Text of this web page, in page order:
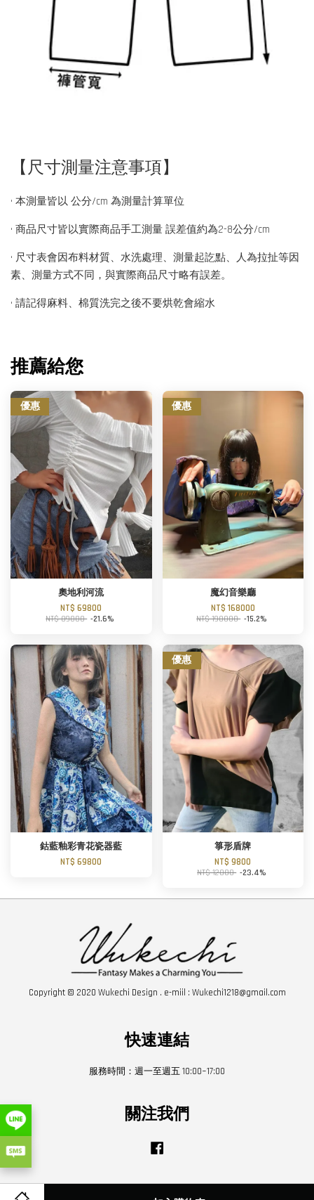
【尺寸測量注意事項】
• 本測量皆以 公分/cm 為測量計算單位
• 商品尺寸皆以實際商品手工測量 誤差值約為2-8公分/cm
• 尺寸表會因布料材質、水洗處理、測量起訖點、人為拉扯等因
素、測量方式不同，與實際商品尺寸略有誤差。
• 請記得麻料、棉質洗完之後不要烘乾會縮水
推薦給您
優惠
奧地利河流
NT$ 69800
NT$ 89000 -21.6%
優惠
魔幻音樂廳
NT$ 168000
NT$ 198000 -15.2%
鈷藍釉彩青花瓷器藍
NT$ 69800
優惠
箏形盾牌
NT$ 9800
NT$ 12800 -23.4%
Copyright © 2020 Wukechi Design . e-miil : Wukechi1218@gmail.com
快速連結
服務時間：週一至週五 10:00~17:00
關注我們